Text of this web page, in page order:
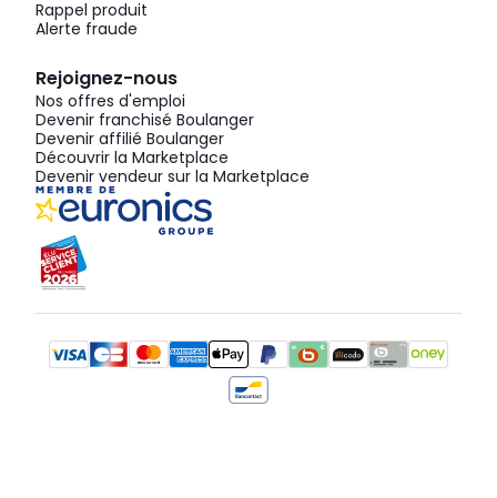
Rappel produit
Alerte fraude
Rejoignez-nous
Nos offres d'emploi
Devenir franchisé Boulanger
Devenir affilié Boulanger
Découvrir la Marketplace
Devenir vendeur sur la Marketplace